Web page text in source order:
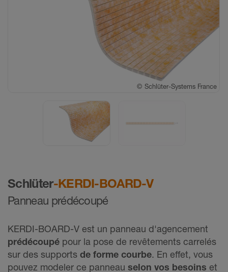
Schlüter-KERDI-BOARD-V
Panneau prédécoupé
KERDI-BOARD-V est un panneau d'agencement
prédécoupé pour la pose de revêtements carrelés
sur des supports de forme courbe. En effet, vous
pouvez modeler ce panneau selon vos besoins et
© Schlüter-Systems France
© Schlüter-Systems France